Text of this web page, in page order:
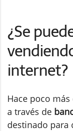
¿Se
internet?
Hace poco
a través de
destinado para